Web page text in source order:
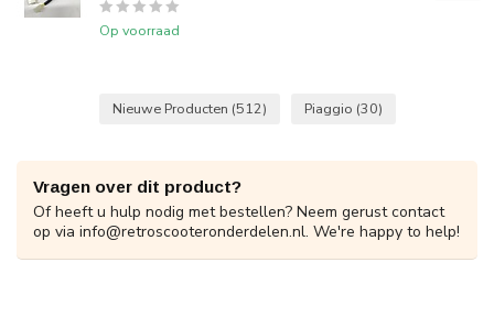
Op voorraad
Nieuwe Producten (512) Piaggio (30)
Vragen over dit product?
Of heeft u hulp nodig met bestellen? Neem gerust contact
op via info@retroscooteronderdelen.nl. We're happy to help!